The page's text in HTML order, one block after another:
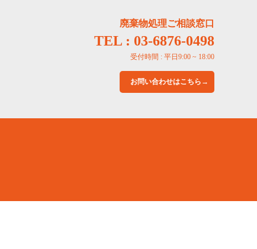
廃棄物処理ご相談窓口
TEL : 03-6876-0498
受付時間 : 平日9:00 ~ 18:00
お問い合わせはこちら→